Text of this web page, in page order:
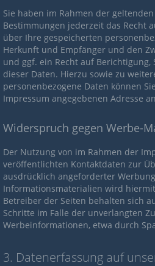
Sie haben im Rahmen der
Bestimmungen jederzeit das Recht
über Ihre gespeicherten
Herkunft und Empfänger und den
und ggf. ein Recht auf Berichtigung,
dieser Daten. Hierzu sowie zu
personenbezogene Daten können
Impressum angegebenen Adresse
Widerspruch gegen Werbe-
Der Nutzung von im Rahmen der
veröffentlichten Kontaktdaten zur
ausdrücklich angeforderter
Informationsmaterialien wird
Betreiber der Seiten behalten sich
Schritte im Falle der unverlangten
Werbeinformationen, etwa durch
3. Datenerfassung auf